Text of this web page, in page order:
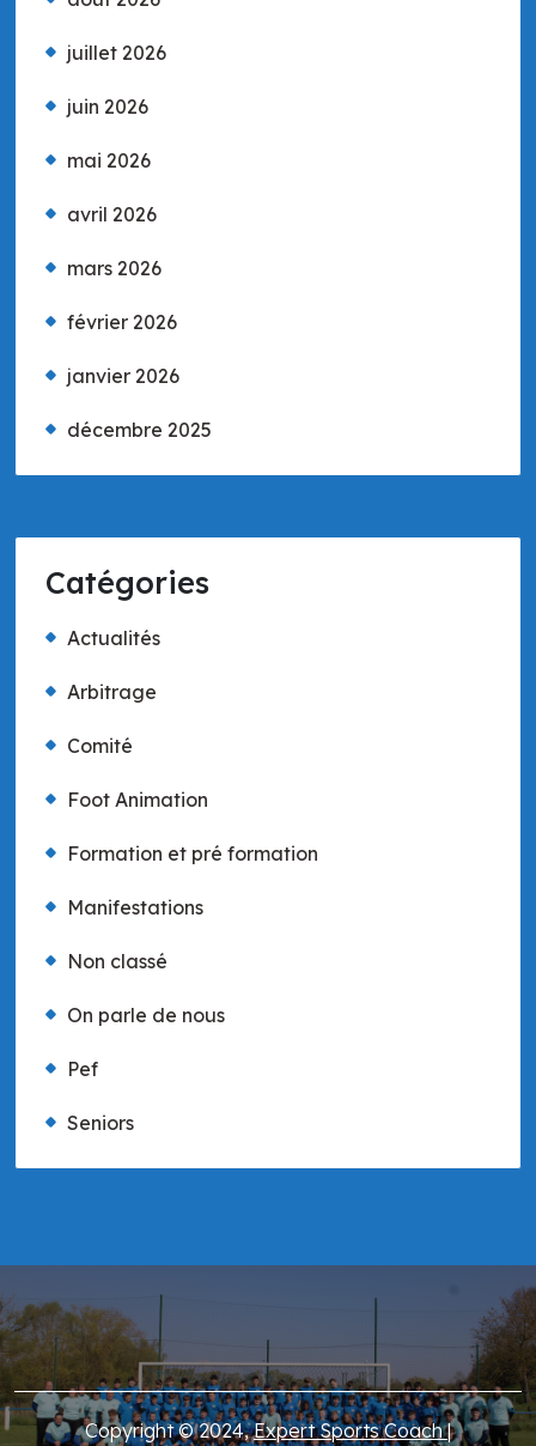
juillet 2026
juin 2026
mai 2026
avril 2026
mars 2026
février 2026
janvier 2026
décembre 2025
Catégories
Actualités
Arbitrage
Comité
Foot Animation
Formation et pré formation
Manifestations
Non classé
On parle de nous
Pef
Seniors
Copyright © 2024,Expert Sports Coach|